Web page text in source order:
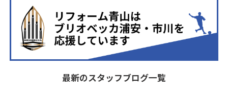
最新のスタッフブログ一覧